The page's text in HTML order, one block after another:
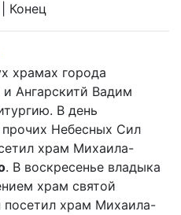
Конец
храмах города
и Ангарскитй Вадим
В день
Небесных Сил
храм Михаила-
. В воскресенье владыка
храм святой
посетил храм Михаила-